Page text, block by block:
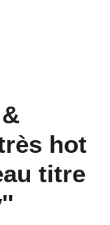
hot
titre